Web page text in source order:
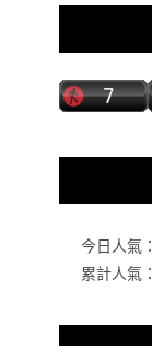
今日人氣：
累計人氣：